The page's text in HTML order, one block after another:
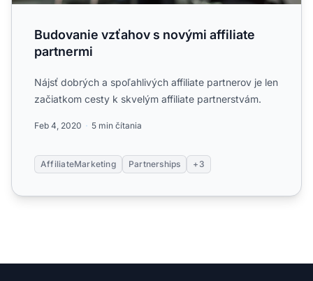
Budovanie vzťahov s novými affiliate
partnermi
Nájsť dobrých a spoľahlivých affiliate partnerov je len
začiatkom cesty k skvelým affiliate partnerstvám.
Feb 4, 2020 5 min čítania
AffiliateMarketing Partnerships +3